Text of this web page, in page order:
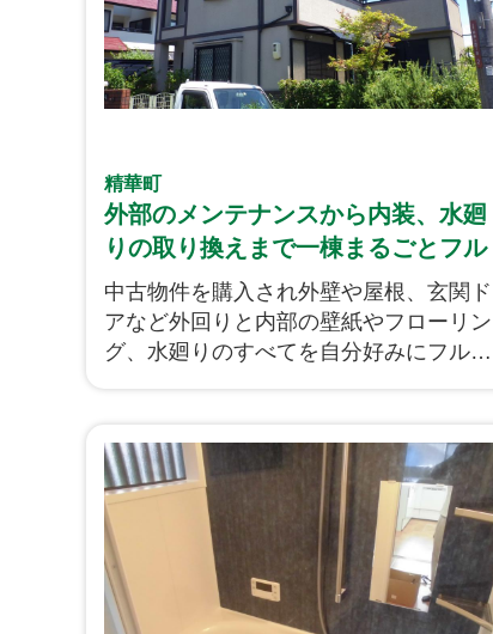
精華町
外部のメンテナンスから内装、水廻
りの取り換えまで一棟まるごとフル
リノベです！
中古物件を購入され外壁や屋根、玄関ド
アなど外回りと内部の壁紙やフローリン
グ、水廻りのすべてを自分好みにフルリ
で収納スペース重視で計画致しました。
大きなリビングには温水式床暖房を採用
し、冬でも暖かく過ごせる快適な空間へ
と計画致しました！